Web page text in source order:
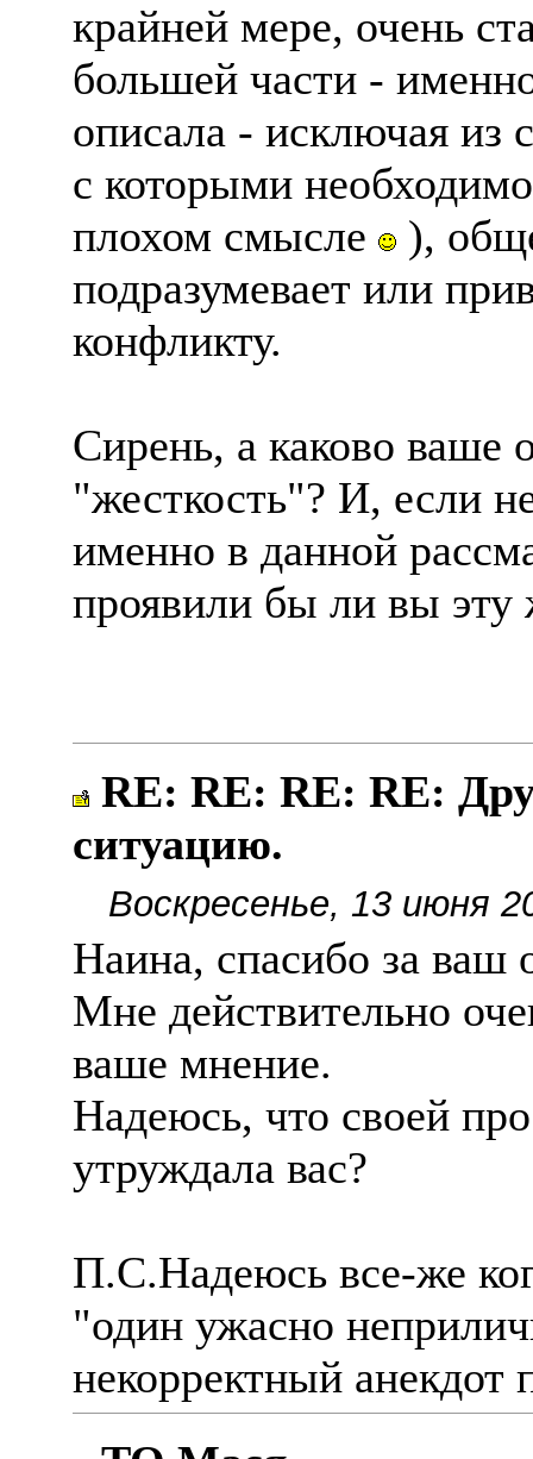
крайней мере, очень
большей части -
описала - исключая из
с которыми
плохом смысле
),
подразумевает или
конфликту.
Сирень, а каково ваше
"жесткость"? И, если
именно в данной
проявили бы ли вы эту
RE: RE: RE: RE:
ситуацию.
Воскресенье, 13 июня
Наина, спасибо за ваш
Мне действительно
ваше мнение.
Надеюсь, что своей
утруждала вас?
П.С.Надеюсь все-же
"один ужасно
некорректный